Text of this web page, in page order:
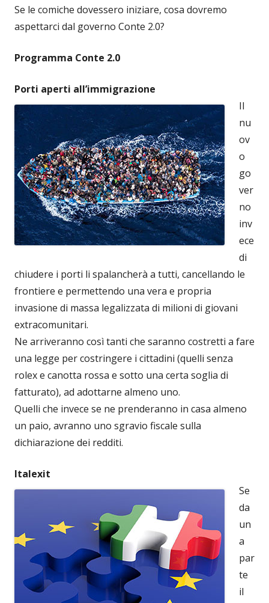
Se le comiche dovessero iniziare, cosa dovremo
aspettarci dal governo Conte 2.0?
Programma Conte 2.0
Porti aperti all’immigrazione
Il
nu
ov
o
go
ver
no
inv
ece
di
chiudere i porti li spalancherà a tutti, cancellando le
frontiere e permettendo una vera e propria
invasione di massa legalizzata di milioni di giovani
extracomunitari.
Ne arriveranno così tanti che saranno costretti a fare
una legge per costringere i cittadini (quelli senza
rolex e canotta rossa e sotto una certa soglia di
fatturato), ad adottarne almeno uno.
Quelli che invece se ne prenderanno in casa almeno
un paio, avranno uno sgravio fiscale sulla
dichiarazione dei redditi.
Italexit
Se
da
un
a
par
te
il